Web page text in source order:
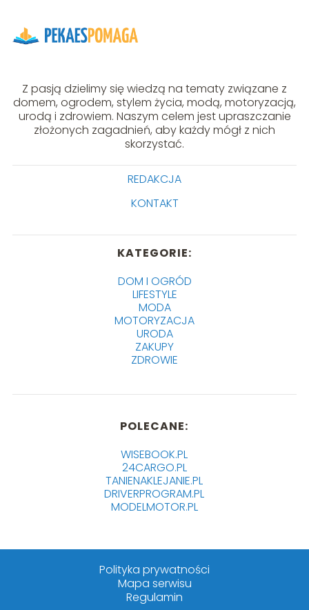
Z pasją dzielimy się wiedzą na tematy związane z
domem, ogrodem, stylem życia, modą, motoryzacją,
urodą i zdrowiem. Naszym celem jest upraszczanie
złożonych zagadnień, aby każdy mógł z nich
skorzystać.
REDAKCJA
KONTAKT
KATEGORIE:
DOM I OGRÓD
LIFESTYLE
MODA
MOTORYZACJA
URODA
ZAKUPY
ZDROWIE
POLECANE:
WISEBOOK.PL
24CARGO.PL
TANIENAKLEJANIE.PL
DRIVERPROGRAM.PL
MODELMOTOR.PL
Polityka prywatności
Mapa serwisu
Regulamin